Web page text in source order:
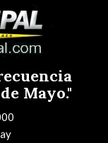
Mayo."